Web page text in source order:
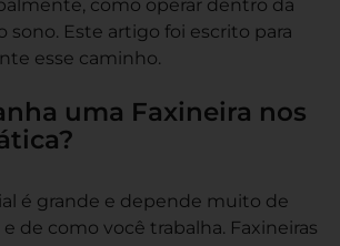
como operar dentro da
sono. Este artigo foi escrito para
esse caminho.
uma Faxineira nos
é grande e depende muito de
de como você trabalha. Faxineiras